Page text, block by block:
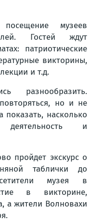
музеев
Гостей ждут
патриотические
викторины,
и т.д.
разнообразить.
но и не
показать, насколько
деятельность и
пройдет экскурс о
таблички до
музея в
в викторине,
а жители Волновахи